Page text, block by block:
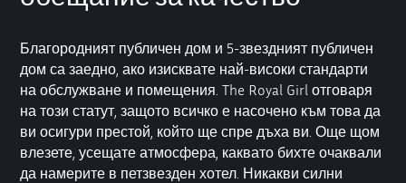
Благородният публичен дом и 5-звездният публичен
дом са заедно, ако изисквате най-високи стандарти
на обслужване и помещения. The Royal Girl отговаря
на този статут, защото всичко е насочено към това да
ви осигури престой, който ще спре дъха ви. Още щом
влезете, усещате атмосфера, каквато бихте очаквали
да намерите в петзвезден хотел. Никакви силни